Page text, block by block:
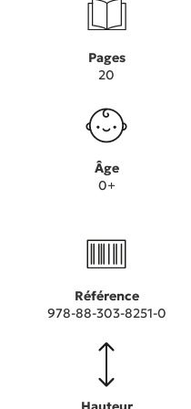
Pages
20
Âge
0+
Référence
978-88-303-8251-0